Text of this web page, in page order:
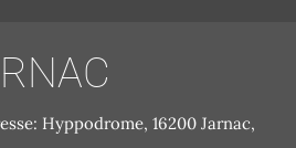
Hyppodrome, 16200 Jarnac,